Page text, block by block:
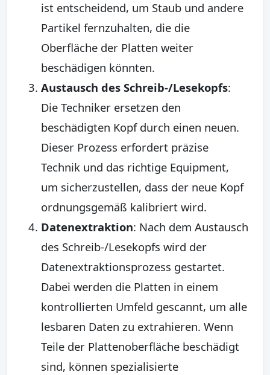
ist entscheidend, um Staub und andere
Partikel fernzuhalten, die die
Oberfläche der Platten weiter
beschädigen könnten.
Austausch des Schreib-/Lesekopfs:
Die Techniker ersetzen den
beschädigten Kopf durch einen neuen.
Dieser Prozess erfordert präzise
Technik und das richtige Equipment,
um sicherzustellen, dass der neue Kopf
ordnungsgemäß kalibriert wird.
Datenextraktion: Nach dem Austausch
des Schreib-/Lesekopfs wird der
Datenextraktionsprozess gestartet.
Dabei werden die Platten in einem
kontrollierten Umfeld gescannt, um alle
lesbaren Daten zu extrahieren. Wenn
Teile der Plattenoberfläche beschädigt
sind, können spezialisierte